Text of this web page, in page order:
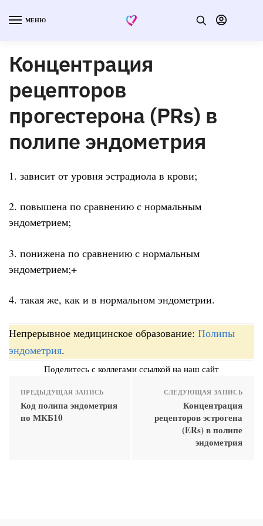
МЕНЮ
Концентрация
рецепторов
прогестерона (PRs) в
полипе эндометрия
1. зависит от уровня эстрадиола в крови;
2. повышена по сравнению с нормальным
эндометрием;
3. понижена по сравнению с нормальным
эндометрием;+
4. такая же, как и в нормальном эндометрии.
Непрерывное медицинское образование: Полипы
эндометрия.
Поделитесь с коллегами ссылкой на наш сайт
ПРЕДЫДУЩАЯ ЗАПИСЬ
Код полипа эндометрия
по МКБ10
СЛЕДУЮЩАЯ ЗАПИСЬ
Концентрация
рецепторов эстрогена
(ERs) в полипе
эндометрия